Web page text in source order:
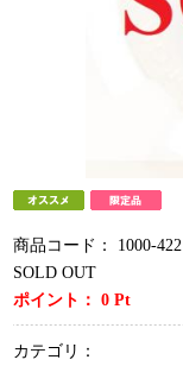
商品コード：
1000-422
SOLD OUT
ポイント：0 Pt
カテゴリ：